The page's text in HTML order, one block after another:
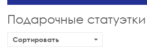
Подарочные статуэтки
Сортировать